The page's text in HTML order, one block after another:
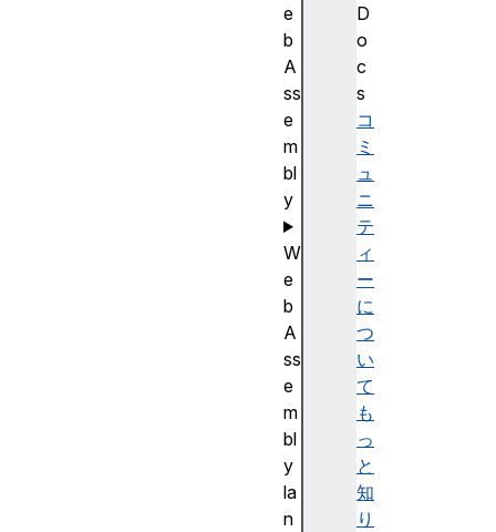
D
o
c
s
コ
ミ
ュ
ニ
テ
ィ
ー
に
つ
い
て
も
っ
と
知
り
e
b
A
ss
e
m
bl
y
W
e
b
A
ss
e
m
bl
y
la
n